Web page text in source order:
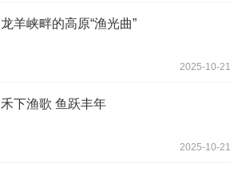
龙羊峡畔的高原“渔光曲”
2025-10-21
禾下渔歌 鱼跃丰年
2025-10-21